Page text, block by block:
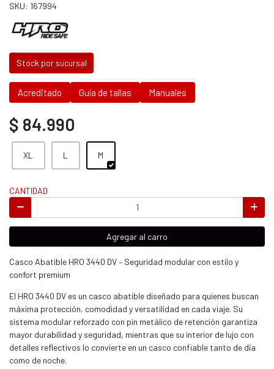
SKU: 167994
Stock por sucursal
Acreditado Guía de tallas Manuales
$ 84.990
XL L M
CANTIDAD
Agregar al carro
Casco Abatible HRO 3440 DV – Seguridad modular con estilo y
confort premium
El HRO 3440 DV es un casco abatible diseñado para quienes buscan
máxima protección, comodidad y versatilidad en cada viaje. Su
sistema modular reforzado con pin metálico de retención garantiza
mayor durabilidad y seguridad, mientras que su interior de lujo con
detalles reflectivos lo convierte en un casco confiable tanto de día
como de noche.